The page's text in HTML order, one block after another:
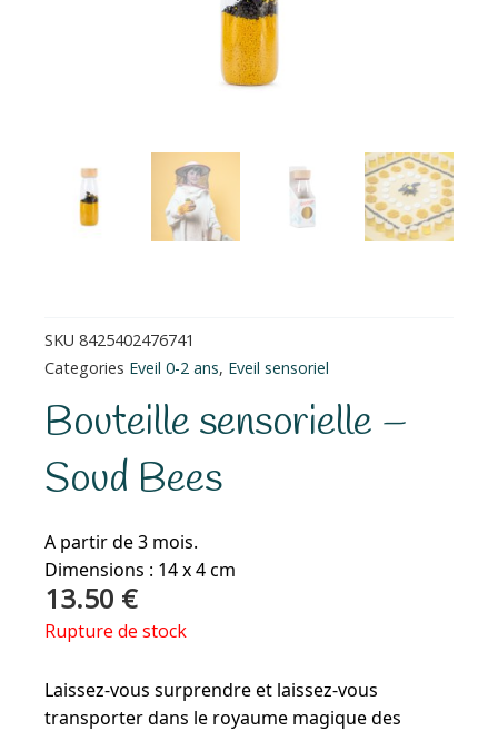
SKU 8425402476741
Categories Eveil 0-2 ans, Eveil sensoriel
Bouteille sensorielle –
Soud Bees
A partir de 3 mois.
Dimensions : 14 x 4 cm
13.50 €
Rupture de stock
Laissez-vous surprendre et laissez-vous
transporter dans le royaume magique des